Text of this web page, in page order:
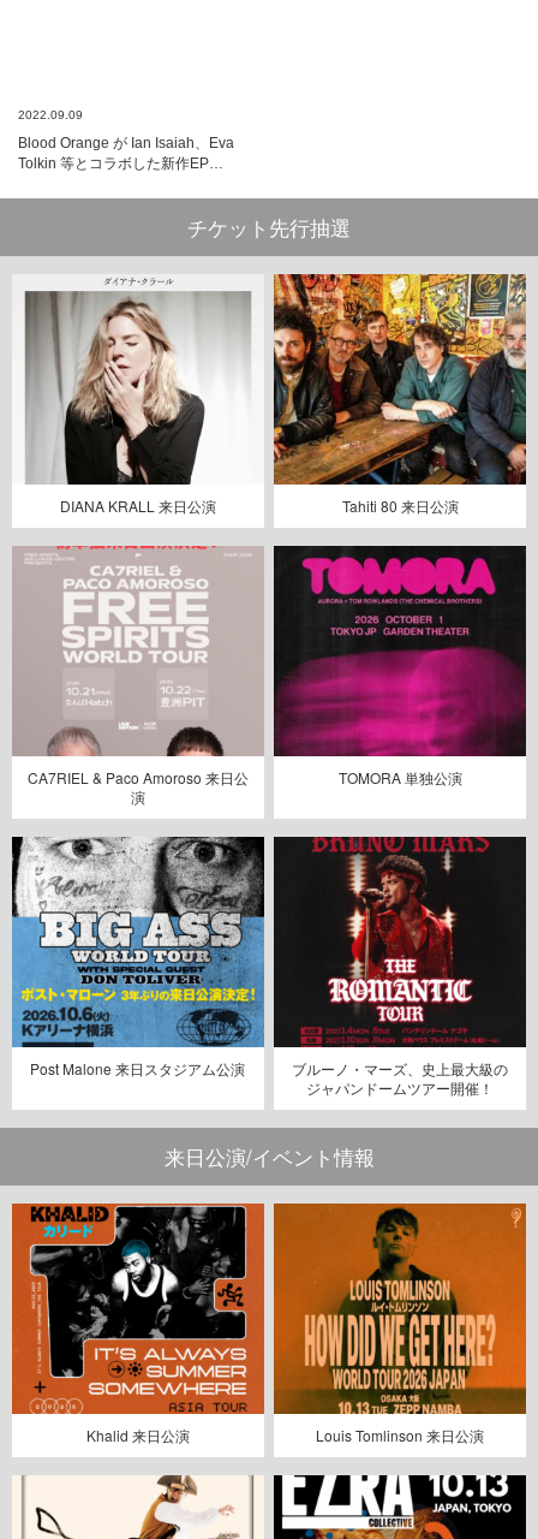
2022.09.09
Blood Orange が Ian Isaiah、Eva
Tolkin 等とコラボした新作EP…
チケット先行抽選
DIANA KRALL 来日公演 Tahiti 80 来日公演
CA7RIEL & Paco Amoroso 来日公
演
TOMORA 単独公演
Post Malone 来日スタジアム公演
ブルーノ・マーズ、史上最大級の
ジャパンドームツアー開催！
来日公演/イベント情報
Khalid 来日公演 Louis Tomlinson 来日公演